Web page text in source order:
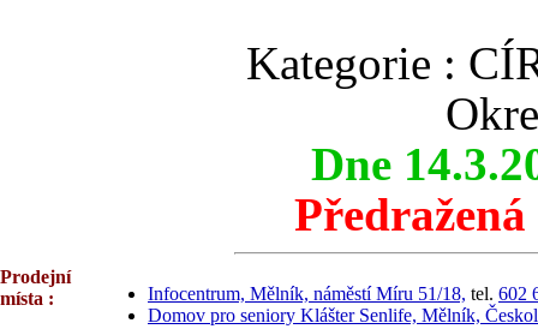
Kategorie :
Dne
Prodejní
místa :
Infocentrum, Mělník, náměstí Míru 51/18, tel. 602
Domov pro seniory Klášter Senlife, Mělník,